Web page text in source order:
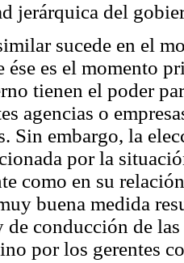
jerárquica del
sucede en el
ése es el momento
tienen el poder
agencias o
Sin embargo, la
por la
como en su
buena medida
de conducción de
por los gerentes